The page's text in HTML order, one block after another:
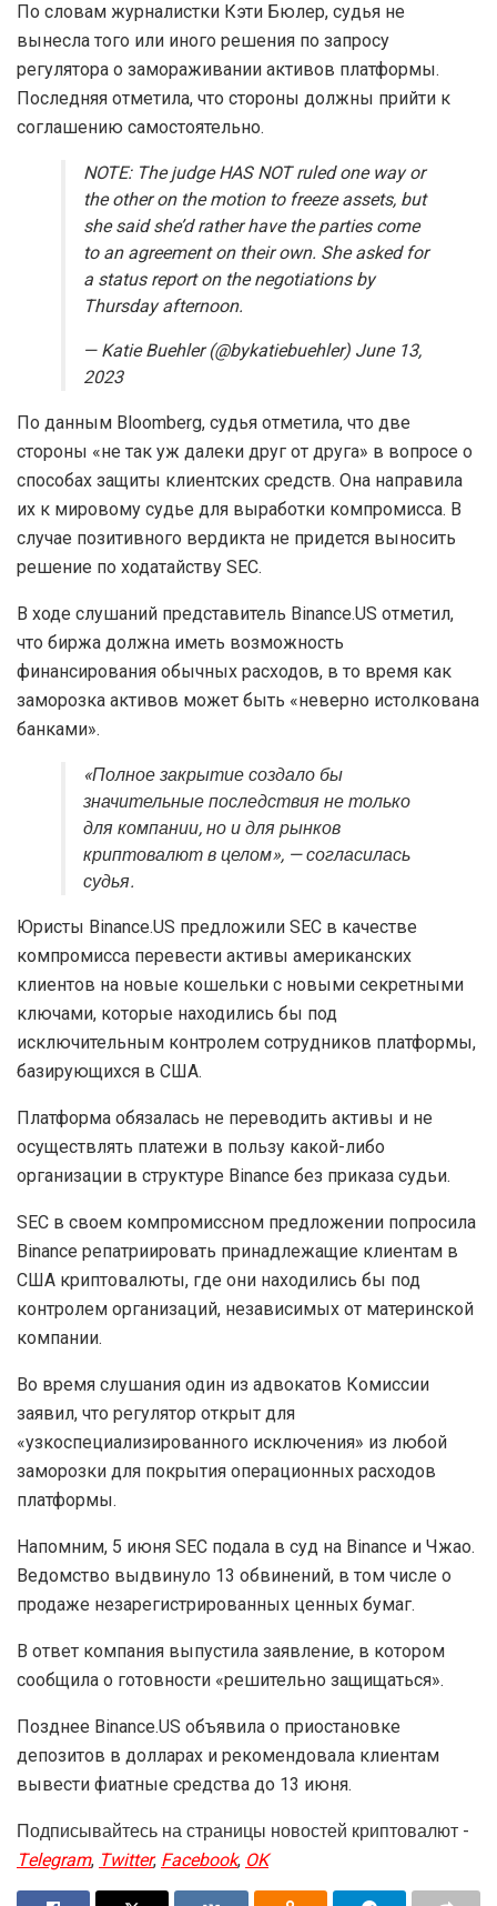
По словам журналистки Кэти Бюлер, судья не
вынесла того или иного решения по запросу
регулятора о замораживании активов платформы.
Последняя отметила, что стороны должны прийти к
соглашению самостоятельно.
NOTE: The judge HAS NOT ruled one way or
the other on the motion to freeze assets, but
she said she’d rather have the parties come
to an agreement on their own. She asked for
a status report on the negotiations by
Thursday afternoon.
— Katie Buehler (@bykatiebuehler) June 13,
2023
По данным Bloomberg, судья отметила, что две
стороны «не так уж далеки друг от друга» в вопросе о
способах защиты клиентских средств. Она направила
их к мировому судье для выработки компромисса. В
случае позитивного вердикта не придется выносить
решение по ходатайству SEC.
В ходе слушаний представитель Binance.US отметил,
что биржа должна иметь возможность
финансирования обычных расходов, в то время как
заморозка активов может быть «неверно истолкована
банками».
«Полное закрытие создало бы
значительные последствия не только
для компании, но и для рынков
криптовалют в целом», — согласилась
судья.
Юристы Binance.US предложили SEC в качестве
компромисса перевести активы американских
клиентов на новые кошельки с новыми секретными
ключами, которые находились бы под
исключительным контролем сотрудников платформы,
базирующихся в США.
Платформа обязалась не переводить активы и не
осуществлять платежи в пользу какой-либо
организации в структуре Binance без приказа судьи.
SEC в своем компромиссном предложении попросила
Binance репатриировать принадлежащие клиентам в
США криптовалюты, где они находились бы под
контролем организаций, независимых от материнской
компании.
Во время слушания один из адвокатов Комиссии
заявил, что регулятор открыт для
«узкоспециализированного исключения» из любой
заморозки для покрытия операционных расходов
платформы.
Напомним, 5 июня SEC подала в суд на Binance и Чжао.
Ведомство выдвинуло 13 обвинений, в том числе о
продаже незарегистрированных ценных бумаг.
В ответ компания выпустила заявление, в котором
сообщила о готовности «решительно защищаться».
Позднее Binance.US объявила о приостановке
депозитов в долларах и рекомендовала клиентам
вывести фиатные средства до 13 июня.
Подписывайтесь на страницы новостей криптовалют -
Telegram,Twitter,Facebook,OK